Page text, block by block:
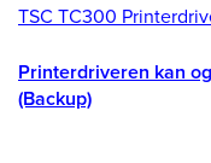
TSC TC300
Printerdriveren kan
(Backup)